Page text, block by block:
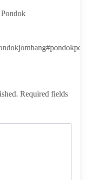
Required fields